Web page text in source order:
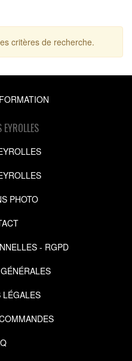
critères de recherche.
EYROLLES
PHOTO
- RGPD
LÉGALES